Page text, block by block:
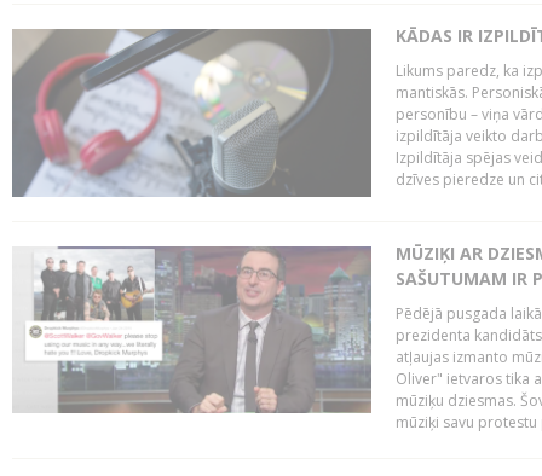
KĀDAS IR
Likums paredz, ka
mantiskās.
personību – viņa
izpildītāja veikto
Izpildītāja spējas
dzīves pieredze un
MŪZIĶI AR
SAŠUTUMAM IR
Pēdējā pusgada
prezidenta
atļaujas izmanto
Oliver" ietvaros tika
mūziķu dziesmas.
mūziķi savu